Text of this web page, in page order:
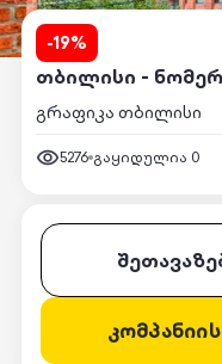
-19%
თბილისი -
გრაფიკა თბილისი
5276 გაყიდულია 0